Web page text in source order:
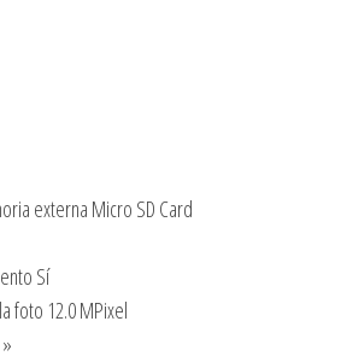
externa Micro SD Card
Sí
foto 12.0 MPixel